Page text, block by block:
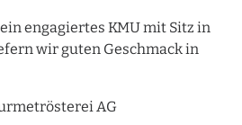
engagiertes KMU mit Sitz in
wir guten Geschmack in
AG